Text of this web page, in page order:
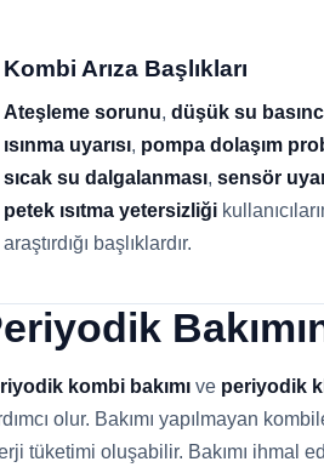
Kombi Arıza Başlıkları
Ateşleme sorunu, düşük su
ısınma uyarısı, pompa dolaşım
sıcak su dalgalanması, sensör
petek ısıtma yetersizliği
araştırdığı başlıklardır.
kombi bakımı ve periyodik
olur. Bakımı yapılmayan
tüketimi oluşabilir. Bakımı ihmal